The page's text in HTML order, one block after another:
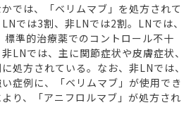
では、「ベリムマブ」を処方されて
では3割、非LNでは2割。LNでは、
準的治療薬でのコントロール不十
LNでは、主に関節症状や皮膚症状、
処方されている。なお、非LNでは、
症例に、「ベリムマブ」が使用でき
り、「アニフロルマブ」が処方され